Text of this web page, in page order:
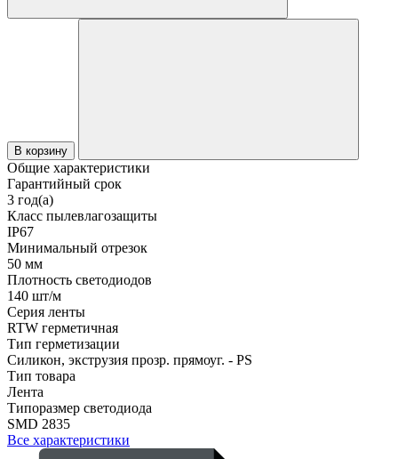
В корзину
Общие характеристики
Гарантийный срок
3 год(а)
Класс пылевлагозащиты
IP67
Минимальный отрезок
50 мм
Плотность светодиодов
140 шт/м
Серия ленты
RTW герметичная
Тип герметизации
Силикон, экструзия прозр. прямоуг. - PS
Тип товара
Лента
Типоразмер светодиода
SMD 2835
Все характеристики